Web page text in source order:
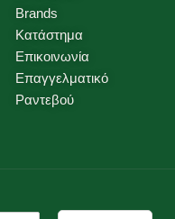
Brands
Κατάστημα
Επικοινωνία
Επαγγελματικό
Ραντεβού